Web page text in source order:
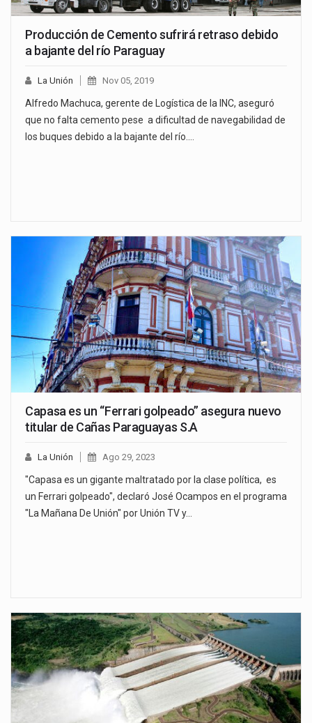
Producción de Cemento sufrirá retraso debido
a bajante del río Paraguay
La Unión Nov 05, 2019
Alfredo Machuca, gerente de Logística de la INC, aseguró
que no falta cemento pese a dificultad de navegabilidad de
los buques debido a la bajante del río.…
Capasa es un “Ferrari golpeado” asegura nuevo
titular de Cañas Paraguayas S.A
La Unión Ago 29, 2023
"Capasa es un gigante maltratado por la clase política, es
un Ferrari golpeado", declaró José Ocampos en el programa
"La Mañana De Unión" por Unión TV y…